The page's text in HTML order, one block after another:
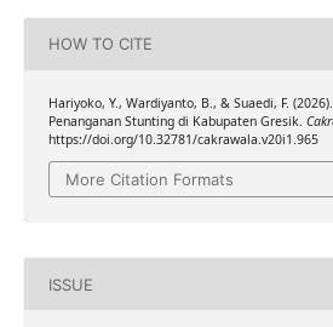
HOW TO CITE
Hariyoko, Y., Wardiyanto, B., & Suaedi, F.
Penanganan Stunting di Kabupaten Gresik.
https://doi.org/10.32781/cakrawala.v20i1.965
More Citation Formats
ISSUE